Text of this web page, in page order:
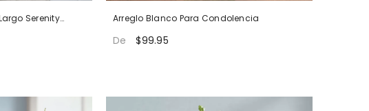
Serenity
Arreglo Blanco Para Condolencia
De $99.95